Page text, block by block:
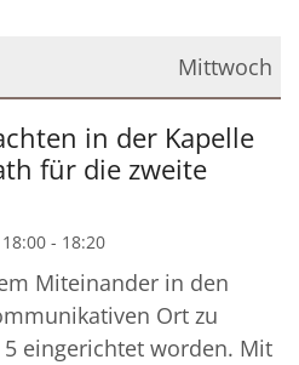
Mittwoch
in der Kapelle
für die zweite
- 18:20
Miteinander in den
Ort zu
eingerichtet worden. Mit